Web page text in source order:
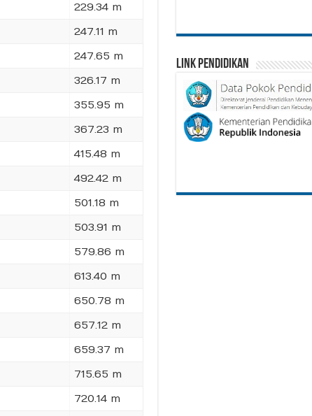
229.34 m
247.11 m
247.65 m
326.17 m
355.95 m
367.23 m
415.48 m
492.42 m
501.18 m
503.91 m
579.86 m
613.40 m
650.78 m
657.12 m
659.37 m
715.65 m
720.14 m
Link Pendidikan